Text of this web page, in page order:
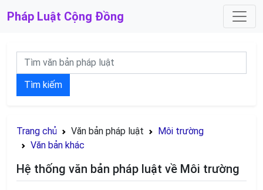
Pháp Luật Cộng Đồng
Tìm kiếm
Trang chủ Văn bản pháp luật
Môi trường
Văn bản khác
Hệ thống văn bản pháp luật về Môi trường